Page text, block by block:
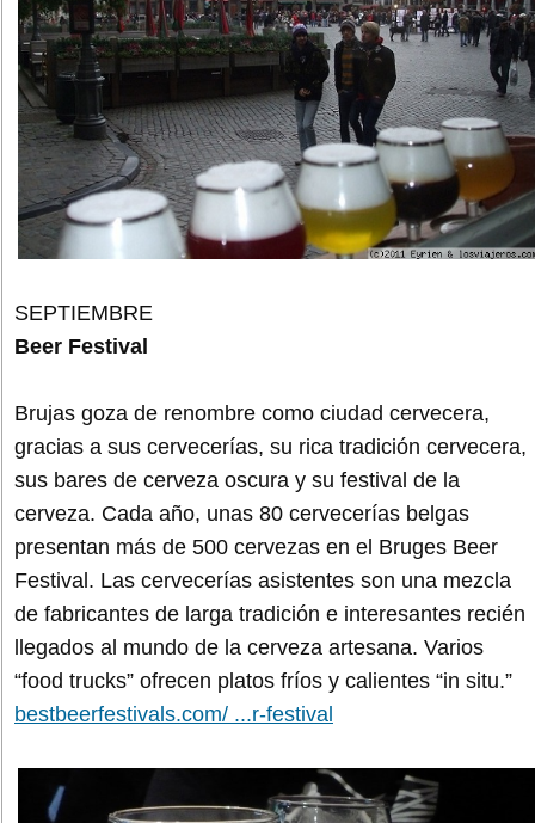
SEPTIEMBRE
Beer Festival
Brujas goza de renombre como ciudad cervecera,
gracias a sus cervecerías, su rica tradición cervecera,
sus bares de cerveza oscura y su festival de la
cerveza. Cada año, unas 80 cervecerías belgas
presentan más de 500 cervezas en el Bruges Beer
Festival. Las cervecerías asistentes son una mezcla
de fabricantes de larga tradición e interesantes recién
llegados al mundo de la cerveza artesana. Varios
“food trucks” ofrecen platos fríos y calientes “in situ.”
bestbeerfestivals.com/ ...r-festival